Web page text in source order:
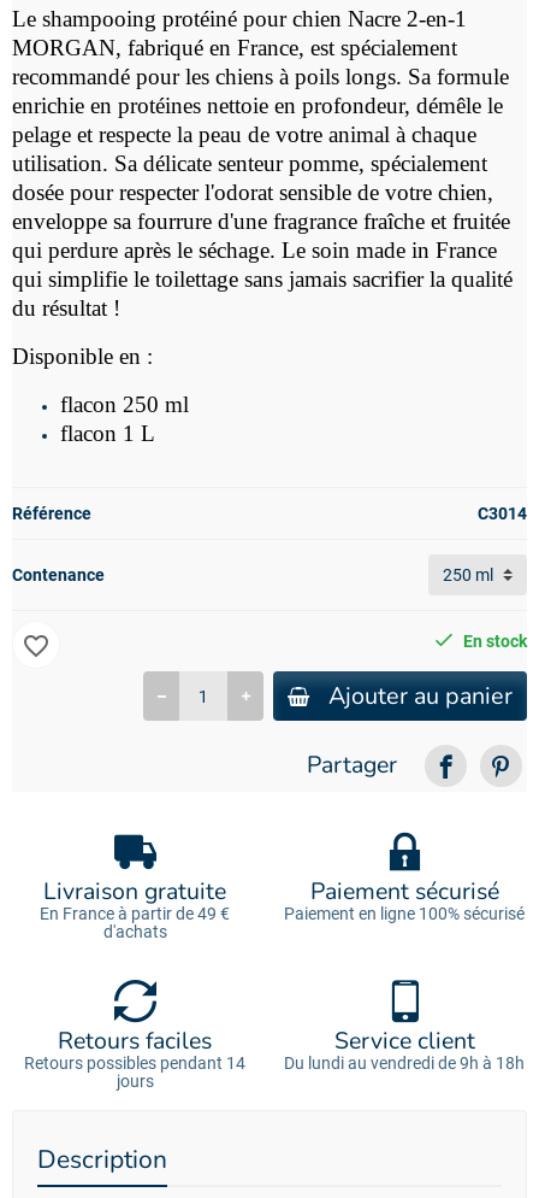
Le shampooing protéiné pour chien Nacre 2-en-1
MORGAN, fabriqué en France, est spécialement
recommandé pour les chiens à poils longs. Sa formule
enrichie en protéines nettoie en profondeur, démêle le
pelage et respecte la peau de votre animal à chaque
utilisation. Sa délicate senteur pomme, spécialement
dosée pour respecter l'odorat sensible de votre chien,
enveloppe sa fourrure d'une fragrance fraîche et fruitée
qui perdure après le séchage. Le soin made in France
qui simplifie le toilettage sans jamais sacrifier la qualité
du résultat !
Disponible en :
flacon 250 ml
flacon 1 L
Référence C3014
Contenance
En stock
Ajouter au panier
favorite_border
Partager
Livraison gratuite
En France à partir de 49 €
d'achats
Paiement sécurisé
Paiement en ligne 100% sécurisé
Retours faciles
Retours possibles pendant 14
jours
Service client
Du lundi au vendredi de 9h à 18h
Description